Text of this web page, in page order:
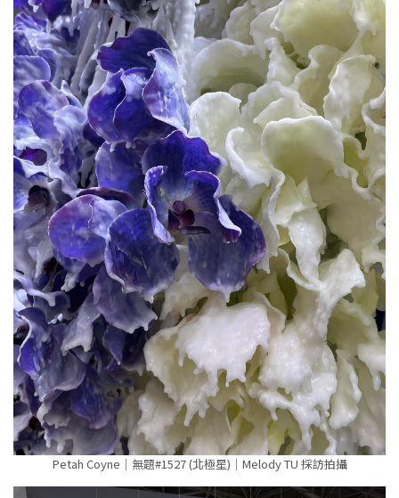
Petah Coyne｜無題#1527 (北極星)｜Melody TU 採訪拍攝